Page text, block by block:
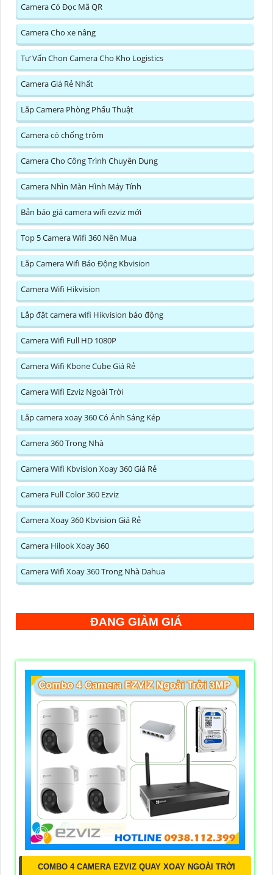
Camera Có Đọc Mã QR
Camera Cho xe nâng
Tư Vấn Chọn Camera Cho Kho Logistics
Camera Giá Rẻ Nhất
Lắp Camera Phòng Phẩu Thuật
Camera có chống trộm
Camera Cho Công Trình Chuyên Dụng
Camera Nhìn Màn Hình Máy Tính
Bản báo giá camera wifi ezviz mới
Top 5 Camera Wifi 360 Nên Mua
Lắp Camera Wifi Báo Động Kbvision
Camera Wifi Hikvision
Lắp đặt camera wifi Hikvision báo động
Camera Wifi Full HD 1080P
Camera Wifi Kbone Cube Giá Rẻ
Camera Wifi Ezviz Ngoài Trời
Lắp camera xoay 360 Có Ánh Sáng Kép
Camera 360 Trong Nhà
Camera Wifi Kbvision Xoay 360 Giá Rẻ
Camera Full Color 360 Ezviz
Camera Xoay 360 Kbvision Giá Rẻ
Camera Hilook Xoay 360
Camera Wifi Xoay 360 Trong Nhà Dahua
ĐANG GIẢM GIÁ
COMBO 4 CAMERA EZVIZ QUAY XOAY NGOÀI TRỜI